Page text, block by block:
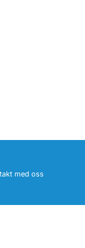
med oss